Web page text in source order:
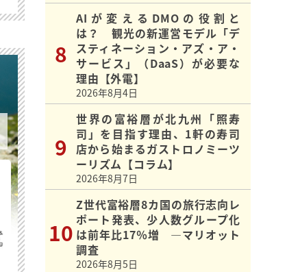
AIが変えるDMOの役割と
は？ 観光の新運営モデル「デ
スティネーション・アズ・ア・
サービス」（DaaS）が必要な
理由【外電】
2026年8月4日
世界の富裕層が北九州「照寿
司」を目指す理由、1軒の寿司
店から始まるガストロノミーツ
ーリズム【コラム】
2026年8月7日
Z世代富裕層8カ国の旅行志向レ
ポート発表、少人数グループ化
は前年比17％増 ―マリオット
調査
2026年8月5日